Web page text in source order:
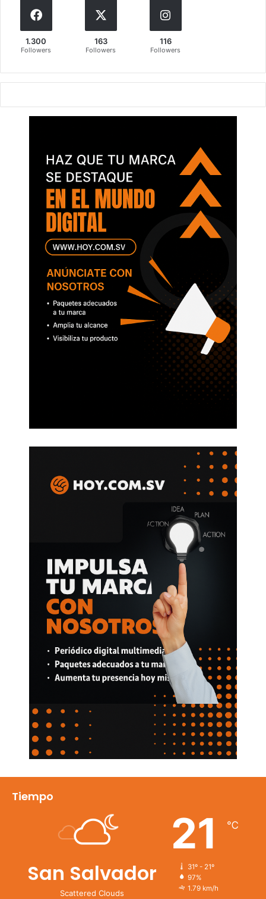
1.300
Followers
163
Followers
116
Followers
Tiempo
San Salvador
Scattered Clouds
21 ℃
31º - 21º
97%
1.79 km/h